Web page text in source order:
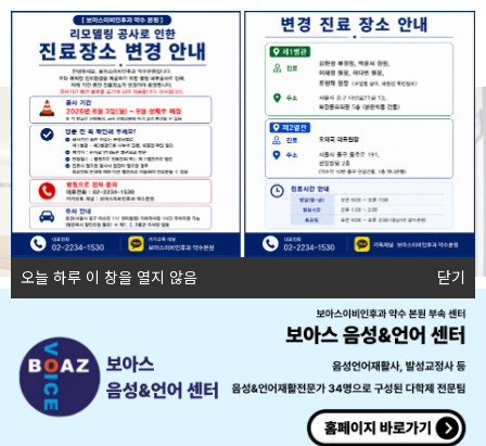
오늘 하루 이 창을 열지 않음 닫기